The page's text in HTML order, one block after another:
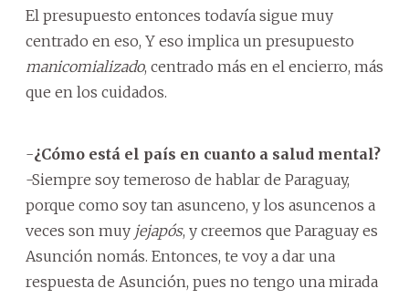
El presupuesto entonces todavía sigue muy
centrado en eso, Y eso implica un presupuesto
manicomializado, centrado más en el encierro, más
que en los cuidados.
-¿Cómo está el país en cuanto a salud mental?
-Siempre soy temeroso de hablar de Paraguay,
porque como soy tan asunceno, y los asuncenos a
veces son muy jejapós, y creemos que Paraguay es
Asunción nomás. Entonces, te voy a dar una
respuesta de Asunción, pues no tengo una mirada